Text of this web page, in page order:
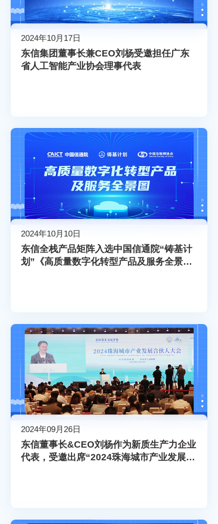
2024年10月17日
东信集团董事长兼CEO刘杨受邀担任广东
省人工智能产业协会理事代表
2024年10月10日
东信全栈产品矩阵入选中国信通院“铸基计
划”《高质量数字化转型产品及服务全景
2024年09月26日
东信董事长&CEO刘杨作为新质生产力企业
代表，受邀出席“2024珠海城市产业发展合